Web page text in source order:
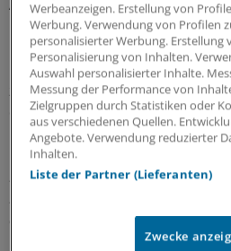
Ansonsten haben wir sieben
Entwicklungskandidaten in
Potenzial, wichtige
Hämophilie, der Multiplen
zu werden. Weitere wichtige
die Prophylaxe von
Erkrankungen und lysosomale
Inwiefern hat auch das politische
Kontext der frühen
dem Strategiewechsel beim
Werbeanzeigen. Erstellung von
Werbung. Verwendung von Profilen
personalisierter Werbung. Erstellung
Personalisierung von Inhalten.
Auswahl personalisierter Inhalte.
Messung der Performance von
Zielgruppen durch Statistiken oder
aus verschiedenen Quellen.
Angebote. Verwendung reduzierter
Inhalten.
Liste der Partner (Lieferanten)
Zwecke